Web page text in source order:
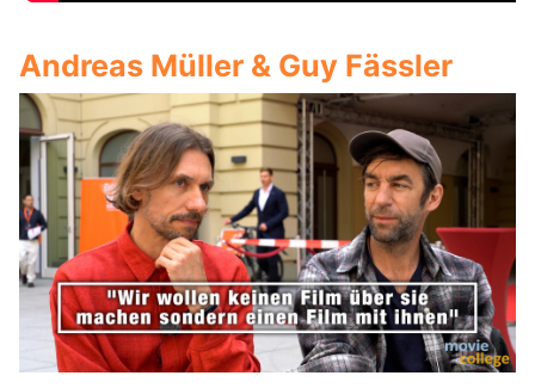
Andreas Müller & Guy Fässler